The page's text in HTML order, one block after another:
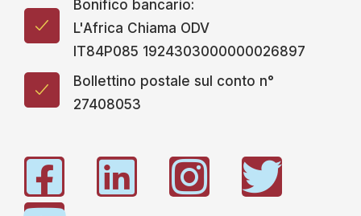
Bonifico bancario:
L'Africa Chiama ODV
IT84P085 1924303000000026897
Bollettino postale sul conto n°
27408053